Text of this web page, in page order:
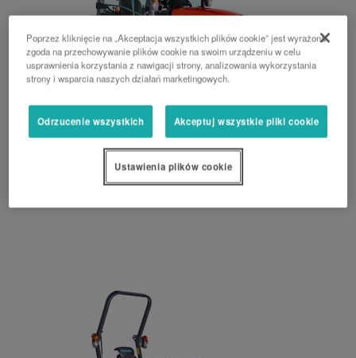
Seria B2
19 KM, 21 KM, 24 KM, 28 KM, tylna rama ochronna ROPS, kabina,
Poprzez kliknięcie na „Akceptacja wszystkich plików cookie” jest wyrażona
zgoda na przechowywanie plików cookie na swoim urządzeniu w celu
usprawnienia korzystania z nawigacji strony, analizowania wykorzystania
strony i wsparcia naszych działań marketingowych.
Odrzucenie wszystkich Akceptuj wszystkie pliki cookie
Ustawienia plików cookie